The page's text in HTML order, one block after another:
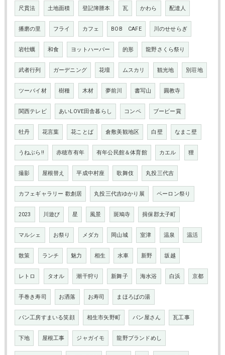
尺貫法 土地面積 登記簿謄本 瓦 かわら 配達人
播磨の里 フライ カフェ BOB CAFE 川のせせらぎ
岩牡蠣 和食 ヨットハーバー 的形 龍野さくら祭り
武者行列 ガーデニング 花壇 ムスカリ 観光地 別荘地
ツーバイ材 樹種 木材 夢前川 書写山 圓教寺
関西テレビ あいLOVE田舎暮らし コンペ ブービー賞
牡丹 花言葉 花ことば 倉敷美観地区 白壁 なまこ壁
うねぶら‼ 赤穂市有年 有年公民館＆体育館 カエル 狸
撮影 屋根替え 平成中村座 歌舞伎 丸投三代吉
カフェギャラリー 歡創居 丸投三代吉ゆかり展 ペーロン祭り
2023 川遊び 星 風景 斑鳩寺 揖保郡太子町
マルシェ お祭り メダカ 岡山城 室津 温泉 温活
散策 ランチ 魅力 相生 水車 新野 坂越
レトロ タオル 潮干狩り 新舞子 海水浴 白浜 京都
手巻き寿司 お洒落 お寿司 まほろばの湯
パン工房すまいる笑顔 相生市矢野町 パン屋さん 瓦工事
下地 屋根工事 ジャガイモ 龍野ブランドめし